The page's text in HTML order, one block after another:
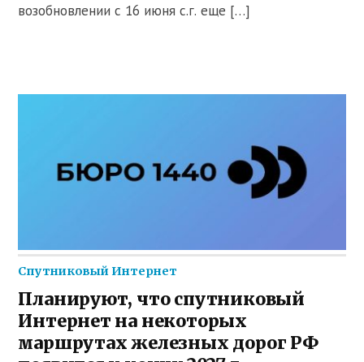
возобновлении с 16 июня с.г. еще […]
Спутниковый Интернет
Планируют, что спутниковый
Интернет на некоторых
маршрутах железных дорог РФ